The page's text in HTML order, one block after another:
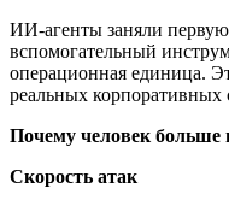
ИИ-агенты заняли
вспомогательный
операционная единица.
реальных корпоративных
Почему человек больше
Скорость атак